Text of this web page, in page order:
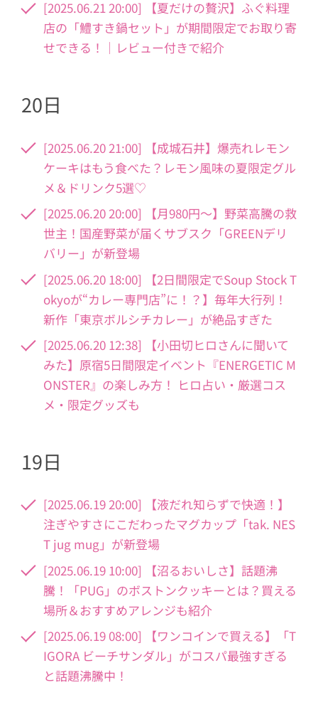
[2025.06.21 20:00] 【夏だけの贅沢】ふぐ料理
店の「鱧すき鍋セット」が期間限定でお取り寄
せできる！｜レビュー付きで紹介
20日
[2025.06.20 21:00] 【成城石井】爆売れレモン
ケーキはもう食べた？レモン風味の夏限定グル
メ＆ドリンク5選♡
[2025.06.20 20:00] 【月980円〜】野菜高騰の救
世主！国産野菜が届くサブスク「GREENデリ
バリー」が新登場
[2025.06.20 18:00] 【2日間限定でSoup Stock T
okyoが“カレー専門店”に！？】毎年大行列！
新作「東京ボルシチカレー」が絶品すぎた
[2025.06.20 12:38] 【小田切ヒロさんに聞いて
みた】原宿5日間限定イベント『ENERGETIC M
ONSTER』の楽しみ方！ ヒロ占い・厳選コス
メ・限定グッズも
19日
[2025.06.19 20:00] 【液だれ知らずで快適！】
注ぎやすさにこだわったマグカップ「tak. NES
T jug mug」が新登場
[2025.06.19 10:00] 【沼るおいしさ】話題沸
騰！「PUG」のボストンクッキーとは？買える
場所＆おすすめアレンジも紹介
[2025.06.19 08:00] 【ワンコインで買える】「T
IGORA ビーチサンダル」がコスパ最強すぎる
と話題沸騰中！